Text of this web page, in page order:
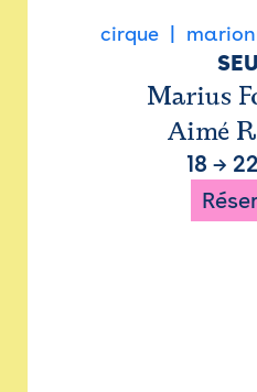
cirque
Marius
Aimé
18 →